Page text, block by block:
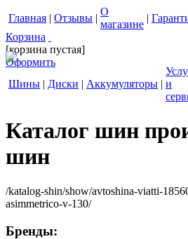
Главная | Отзывы |
О
магазине
|
Корзина
[корзина пустая]
Оформить
Шины | Диски | Аккумуляторы | и
Каталог шин
шин
/katalog-shin/show/avtoshina-viatti-
asimmetrico-v-130/
Бренды: